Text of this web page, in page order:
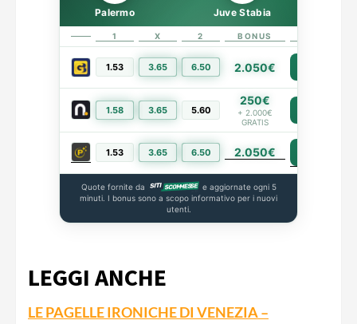
Palermo Juve Stabia
1 X 2 BONUS
1.53 3.65 6.50 2.050€
1.58 3.65 5.60
250€
+ 2.000€
GRATIS
1.53 3.65 6.50 2.050€
Quote fornite da
e aggiornate ogni 5
minuti. I bonus sono a scopo informativo per i nuovi
utenti.
LEGGI ANCHE
LE PAGELLE IRONICHE DI VENEZIA –